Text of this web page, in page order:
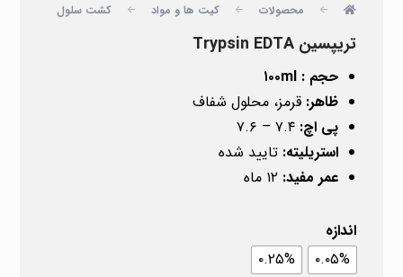
محصولات کیت ها و مواد کشت سلول
تریپسین Trypsin EDTA
حجم : ۱۰۰ml
ظاهر:قرمز، محلول شفاف
پی اچ:۷.۴ – ۷.۶
استریلیته:تایید شده
عمر مفید:
اندازه
۰.۰۵%
۰.۲۵%